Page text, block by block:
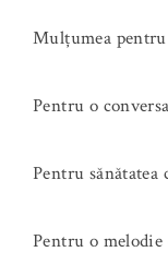
Mulțumea
Pentru o
Pentru sănătatea
Pentru o melodie